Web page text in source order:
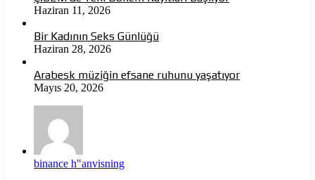
Haziran 11, 2026
Bir Kadının Seks Günlüğü
Haziran 28, 2026
Arabesk müziğin efsane ruhunu yaşatıyor
Mayıs 20, 2026
binance h"anvisning